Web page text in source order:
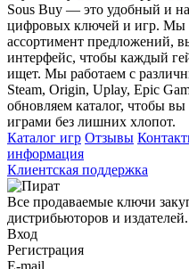
Sous Buy — это удобный и
цифровых ключей и игр. Мы
ассортимент предложений,
интерфейс, чтобы каждый
ищет. Мы работаем с
Steam, Origin, Uplay, Epic
обновляем каталог, чтобы
играми без лишних хлопот.
Каталог игр Отзывы
информация
Клиентская поддержка
Все продаваемые ключи
дистрибьюторов и
Вход
Регистрация
E-mail